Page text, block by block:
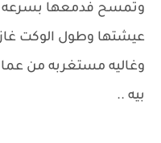
وتمسح فدمعها بسرعه
عيشتها وطول الوكت
وغاليه مستغربه من
بيه ..